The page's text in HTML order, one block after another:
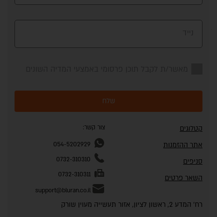
שלח
קטלוגים
אתר ההזמנות
סניפים
השאר פרטים
צור קשר:
054-5202929
0732-310310
0732-310311
support@bluran.co.il
רח' המדע 2, ראשון לציון, אזור תעשייה מעוין שורק